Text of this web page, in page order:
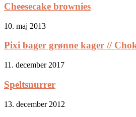
Cheesecake brownies
10. maj 2013
Pixi bager grønne kager //
11. december 2017
Speltsnurrer
13. december 2012